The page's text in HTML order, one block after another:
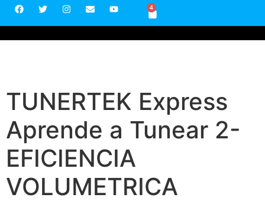
4
TUNERTEK Express
Aprende a Tunear 2-
EFICIENCIA
VOLUMETRICA